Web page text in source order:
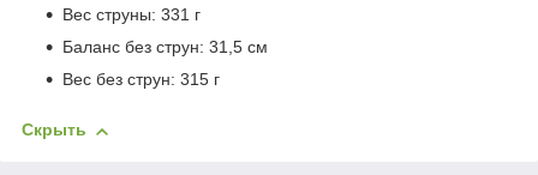
Вес струны: 331 г
Баланс без струн: 31,5 см
Вес без струн: 315 г
Скрыть